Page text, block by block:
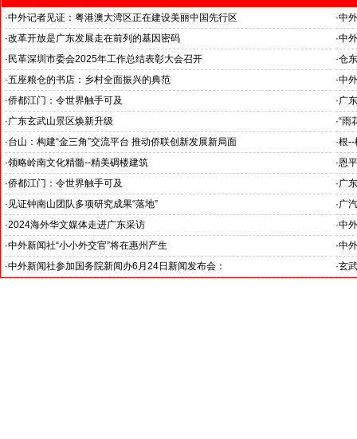
·中外记者见证：粤港澳大湾区正在建设美丽中国先行区 ·中
·改革开放是广东发展走在前列的基因密码
--中外新闻社2026全国两会报道之四
·中
· 民革深圳市委会2025年工作总结表彰大会召开 ·仓
--中
·五座粮仓的书店：乡村全面振兴的典范
--中外新闻社参加海外华文媒体广东江门采访之三
·中
--中
·侨都江门：令世界触手可及
--中外新闻社参加海外华文媒体广东江门采访之一
·广
·广东玄武山景区焕新升级 ·“雨
·台山：构建“金三角”交流平台 推动侨联创新发展新局面 ·根--
·领略岭南文化精髓--精美碉楼建筑 ·恩
·侨都江门：令世界触手可及 ·广
· 见证钟南山团队多项研究成果“落地” ·广
·2024海外华文媒体走进广东采访 ·中
·中外新闻社“小小外交官”将在惠州产生 ·中
·中外新闻社参加国务院新闻办6月24日新闻发布会： ·玄